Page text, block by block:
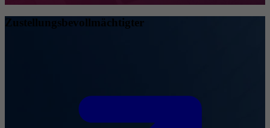
Zustellungsbevollmächtigter